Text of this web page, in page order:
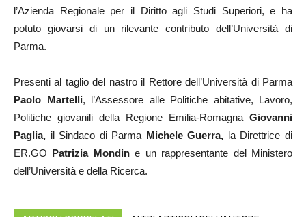
l’Azienda Regionale per il Diritto agli Studi Superiori, e ha
potuto giovarsi di un rilevante contributo dell’Università di
Parma.
Presenti al taglio del nastro il Rettore dell’Università di Parma
Paolo Martelli, l’Assessore alle Politiche abitative, Lavoro,
Politiche giovanili della Regione Emilia-Romagna Giovanni
Paglia, il Sindaco di Parma Michele Guerra, la Direttrice di
ER.GO Patrizia Mondine un rappresentante del Ministero
dell’Università e della Ricerca.